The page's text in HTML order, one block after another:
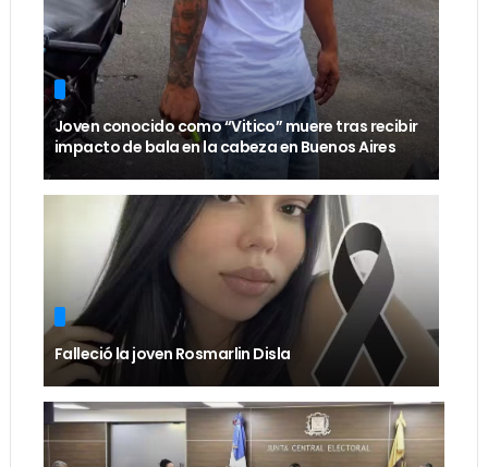
Joven conocido como “Vitico” muere tras recibir
impacto de bala en la cabeza en Buenos Aires
Falleció la joven Rosmarlin Disla